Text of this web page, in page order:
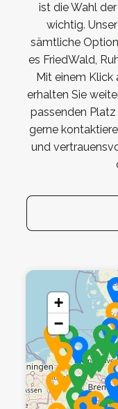
ist die Wahl
wichtig.
sämtliche
es FriedWald,
Mit einem Klick
erhalten Sie
passenden
gerne
und
+
−